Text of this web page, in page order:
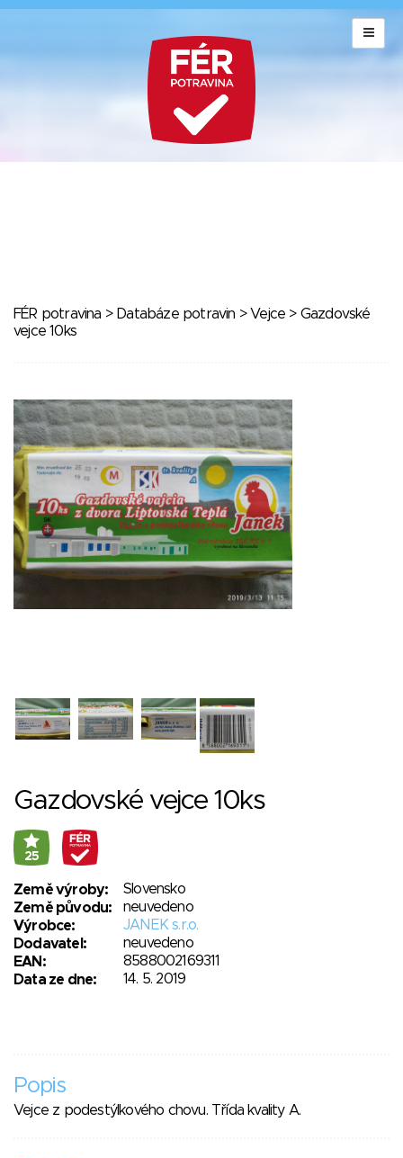
FÉR potravina > Databáze potravin > Vejce > Gazdovské
vejce 10ks
Gazdovské vejce 10ks
25
Země výroby:
Slovensko
Země původu:
neuvedeno
Výrobce:
JANEK s.r.o.
Dodavatel:
neuvedeno
EAN:
8588002169311
Data ze dne:
14. 5. 2019
Popis
Vejce z podestýlkového chovu. Třída kvality A.